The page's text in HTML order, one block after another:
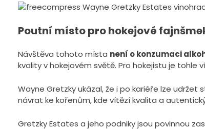
Poutní místo pro hokejové
Návštěva tohoto místa není o konzumaci
kvality v hokejovém světě. Pro hokejistu je tohle
Wayne Gretzky ukázal, že i po kariéře lze
návrat ke kořenům, kde vítězí kvalita a
Gretzky Estates a jeho podniky jsou povinnou